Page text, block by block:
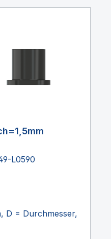
L0590
D = Durchmesser,